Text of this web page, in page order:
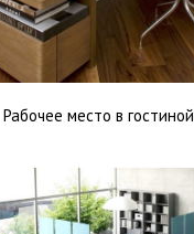
Рабочее место в гостиной